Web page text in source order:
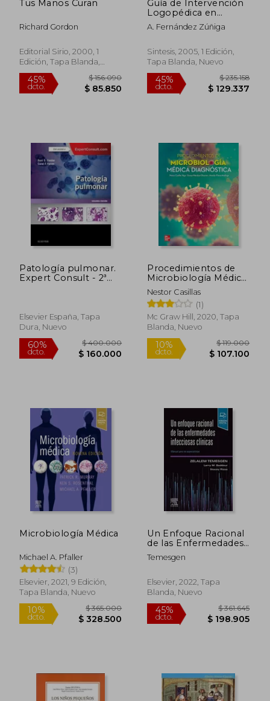
45%
dcto.
$ 156.660
$ 86.163
45%
dcto.
Tus Manos Curan
Richard Gordon
Editorial Sirio, 2000, 1
Edición, Tapa Blanda,
Nuevo
45%
dcto. $ 85.850
Guía de Intervención
Logopédica en
Tartamudez Infantil
A. Fernández Zúñiga
Sintesis, 2005, 1 Edición,
Tapa Blanda, Nuevo
45%
dcto. $
Patología pulmonar.
Expert Consult - 2ª
Elsevier España, Tapa
Dura, Nuevo
Procedimientos de
Microbiología Médica
Diagnóstica
Nestor Casillas
(1)
Mc Graw Hill, 2020, Tapa
Blanda, Nuevo
Microbiología Médica
Michael A. Pfaller
(3)
Elsevier, 2021, 9 Edición,
Tapa Blanda, Nuevo
Un Enfoque Racional
de las Enfermedades
Infecciosas Clinicas
Temesgen
Elsevier, 2022, Tapa
Blanda, Nuevo